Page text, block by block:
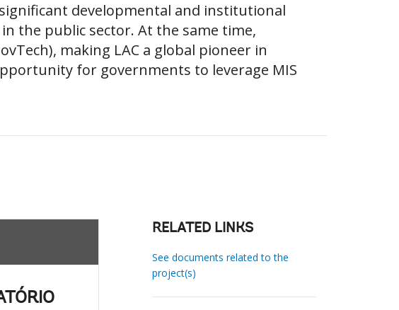
developmental and institutional
the public sector. At the same time,
making LAC a global pioneer in
for governments to leverage MIS
RELATED LINKS
See documents related to the
project(s)